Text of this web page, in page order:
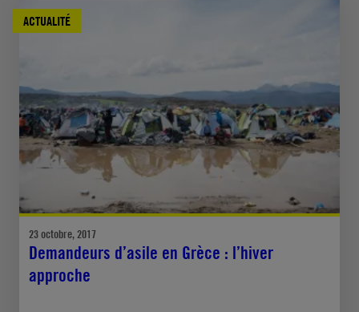
ACTUALITÉ
23 octobre, 2017
Demandeurs d’asile en Grèce : l’hiver
approche